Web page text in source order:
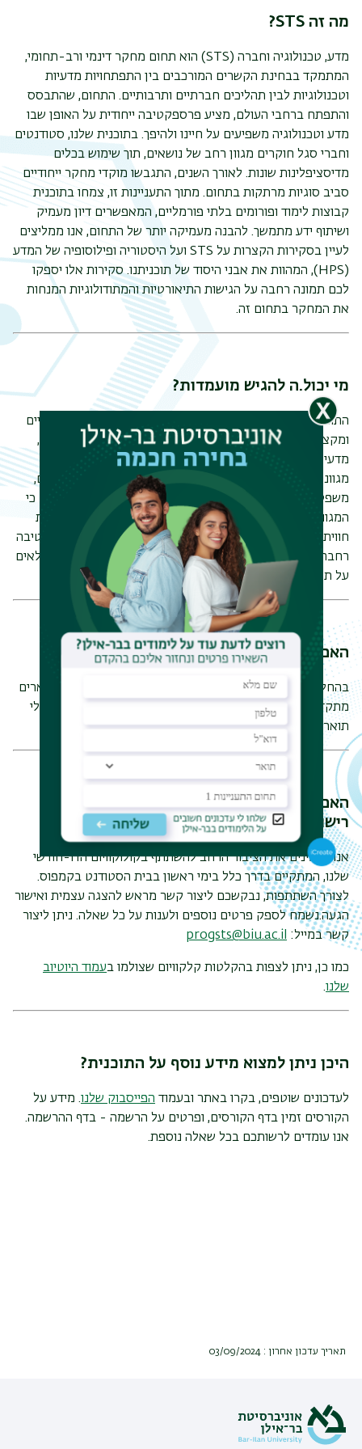
מה זה STS?
מדע, טכנולוגיה וחברה (STS) הוא תחום מחקר דינמי ורב-תחומי,
המתמקד בבחינת הקשרים המורכבים בין התפתחויות מדעיות
וטכנולוגיות לבין תהליכים חברתיים ותרבותיים. התחום, שהתבסס
והתפתח ברחבי העולם, מציע פרספקטיבה ייחודית על האופן שבו
מדע וטכנולוגיה משפיעים על חיינו ולהיפך. בתוכנית שלנו, סטודנטים
וחברי סגל חוקרים מגוון רחב של נושאים, תוך שימוש בכלים
מדיסציפלינות שונות. לאורך השנים, התגבשו מוקדי מחקר ייחודיים
סביב סוגיות מרתקות בתחום. מתוך התעניינות זו, צמחו בתוכנית
קבוצות לימוד ופורומים בלתי פורמליים, המאפשרים דיון מעמיק
ושיתוף ידע מתמשך. להבנה מעמיקה יותר של התחום, אנו ממליצים
לעיין בסקירות הקצרות על STS ועל היסטוריה ופילוסופיה של המדע
(HPS), המהוות את אבני היסוד של תוכניתנו. סקירות אלו יספקו
לכם תמונה רחבה על הגישות התיאורטיות והמתודולוגיות המנחות
את המחקר בתחום זה.
מי יכול.ה להגיש מועמדות?
התוכנית שלנו פתוחה למועמדים ממגוון רחב של רקעים אקדמיים
ומקצועיים. אנו מקבלים בברכה בוגרי תארים במדעים מדויקים,
מדעי הרוח והחברה, כמו גם אנשי מקצוע עם ניסיון בתחומים
מגוונים כגון תעשייה, מדיניות ציבורית, סנגור וארגונים חברתיים,
משפטים, שימור סביבה, היי-טק ותחומים נוספים. אנו מאמינים כי
המגוון בקרב הסטודנטים מעשיר את הדיון האקדמי ומעמיק את
חווית הלמידה. הרקע הייחודי של כל סטודנט.ית תורם לפרספקטיבה
רחבה ורב-תחומית בלימודי מדע, טכנולוגיה וחברה. לפרטים מלאים
על תהליך ההרשמה ודרישות הקבלה, אנא בקרו בדף ההרשמה
האם תואר ראשון מספיק להגשת מועמדות?
בהחלט. למרות שחלק ניכר מהסטודנטים בתוכנית הם בעלי תארים
מתקדמים, אנו מזמינים ומעודדים בחום מועמדים מצטיינים בעלי
תואר ראשון להגיש את מועמדותם
האם ניתן להשתתף בקולוקוויום המחלקתי ללא
רישום לתוכנית?
אנו מזמינים את הציבור הרחב להשתתף בקולוקוויום הדו-חודשי
שלנו, המתקיים בדרך כלל בימי ראשון בבית הסטודנט בקמפוס.
לצורך השתתפות, נבקשכם ליצור קשר מראש להצגה עצמית ואישור
הגעה.נשמח לספק פרטים נוספים ולענות על כל שאלה. ניתן ליצור
קשר במייל:
progsts@biu.ac.il
כמו כן, ניתן לצפות בהקלטות קלקוויום שצולמו בעמוד היוטיוב
שלנו.
היכן ניתן למצוא מידע נוסף על התוכנית?
לעדכונים שוטפים, בקרו באתר ובעמוד הפייסבוק שלנו. מידע על
הקורסים זמין בדף הקורסים, ופרטים על הרשמה - בדף ההרשמה.
אנו עומדים לרשותכם בכל שאלה נוספת.
תאריך עדכון אחרון : 03/09/2024